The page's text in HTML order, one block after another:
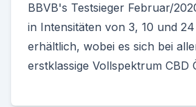
BBVB's Testsieger Februar/
in Intensitäten von 3, 10 und
erhältlich, wobei es sich bei
erstklassige Vollspektrum CBD